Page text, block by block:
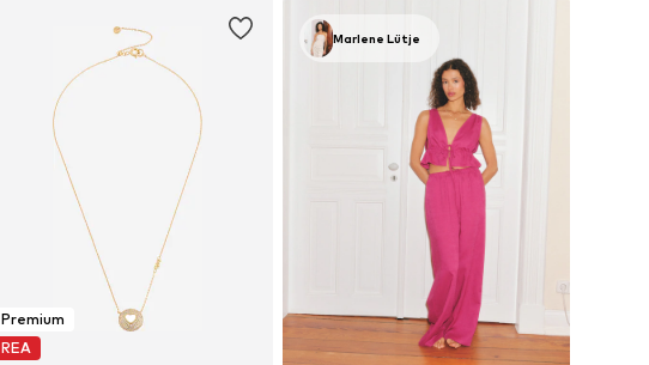
Premium
REA
Marlene Lütje